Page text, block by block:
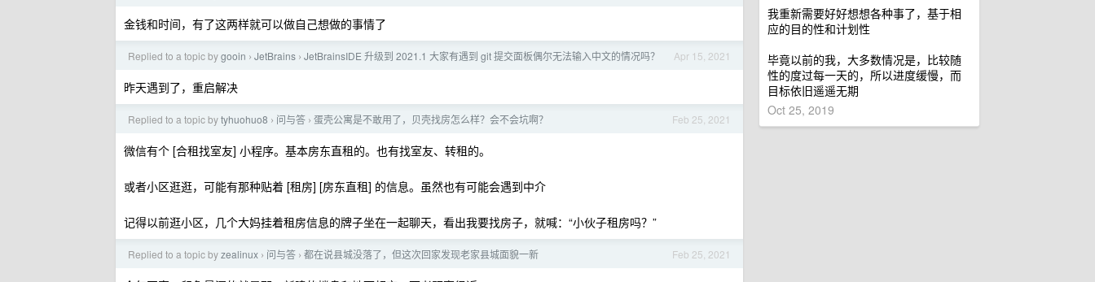
我重新需要好好想想各种事了，基于相
应的目的性和计划性
毕竟以前的我，大多数情况是，比较随
性的度过每一天的，所以进度缓慢，而
目标依旧遥遥无期
Oct 25, 2019
金钱和时间，有了这两样就可以做自己想做的事情了
Apr 15, 2021
Replied to a topic bygooin › JetBrains › JetBrainsIDE 升级到 2021.1 大家有遇到 git 提交面板偶尔无法输入中文的情况吗？
昨天遇到了，重启解决
Feb 25, 2021
Replied to a topic bytyhuohuo8 › 问与答 › 蛋壳公寓是不敢用了，贝壳找房怎么样？会不会坑啊？
微信有个 [合租找室友] 小程序。基本房东直租的。也有找室友、转租的。
或者小区逛逛，可能有那种贴着 [租房] [房东直租] 的信息。虽然也有可能会遇到中介
记得以前逛小区，几个大妈挂着租房信息的牌子坐在一起聊天，看出我要找房子，就喊：“小伙子租房吗？”
Feb 25, 2021
Replied to a topic byzealinux › 问与答 › 都在说县城没落了，但这次回家发现老家县城面貌一新